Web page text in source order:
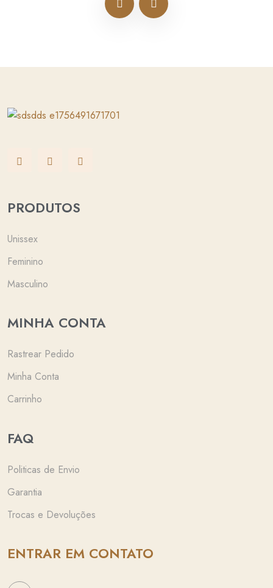
PRODUTOS
Unissex
Feminino
Masculino
MINHA CONTA
Rastrear Pedido
Minha Conta
Carrinho
FAQ
Politicas de Envio
Garantia
Trocas e Devoluções
ENTRAR EM CONTATO